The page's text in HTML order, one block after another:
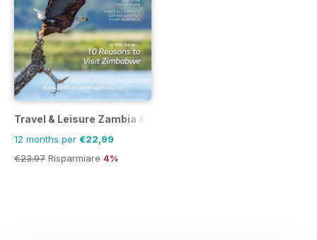
Travel & Leisure Zambia & Zimbabwe
12 months per €22,99
€23.97 Risparmiare 4%